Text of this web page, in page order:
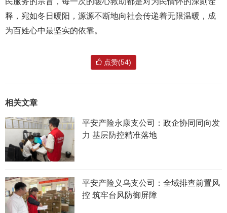
释，宛如冬日暖阳，源源不断地向社会传递着无限温暖，成
为百姓心中最坚实的依靠。
点赞(54)
相关文章
平安产险永康支公司：政企协同同向发
力 基层防控精准落地
平安产险义乌支公司：全域排查前置风
控 筑牢台风防御屏障